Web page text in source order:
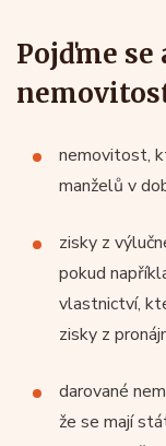
Pojďme
nemovitost,
manželů v
zisky z
pokud
vlastnictví,
zisky z
darované
že se mají